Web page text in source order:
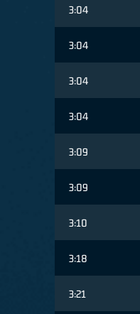
3:04
3:04
3:04
3:04
3:09
3:09
3:10
3:18
3:21